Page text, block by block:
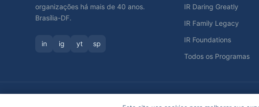
organizações há mais de 40 anos.
Brasília-DF.
in ig yt sp
IR Daring Greatly
IR Family Legacy
IR Foundations
Todos os Programas
© 2026 Homero Reis — Relações Inteligentes e Mentoria. Todos os